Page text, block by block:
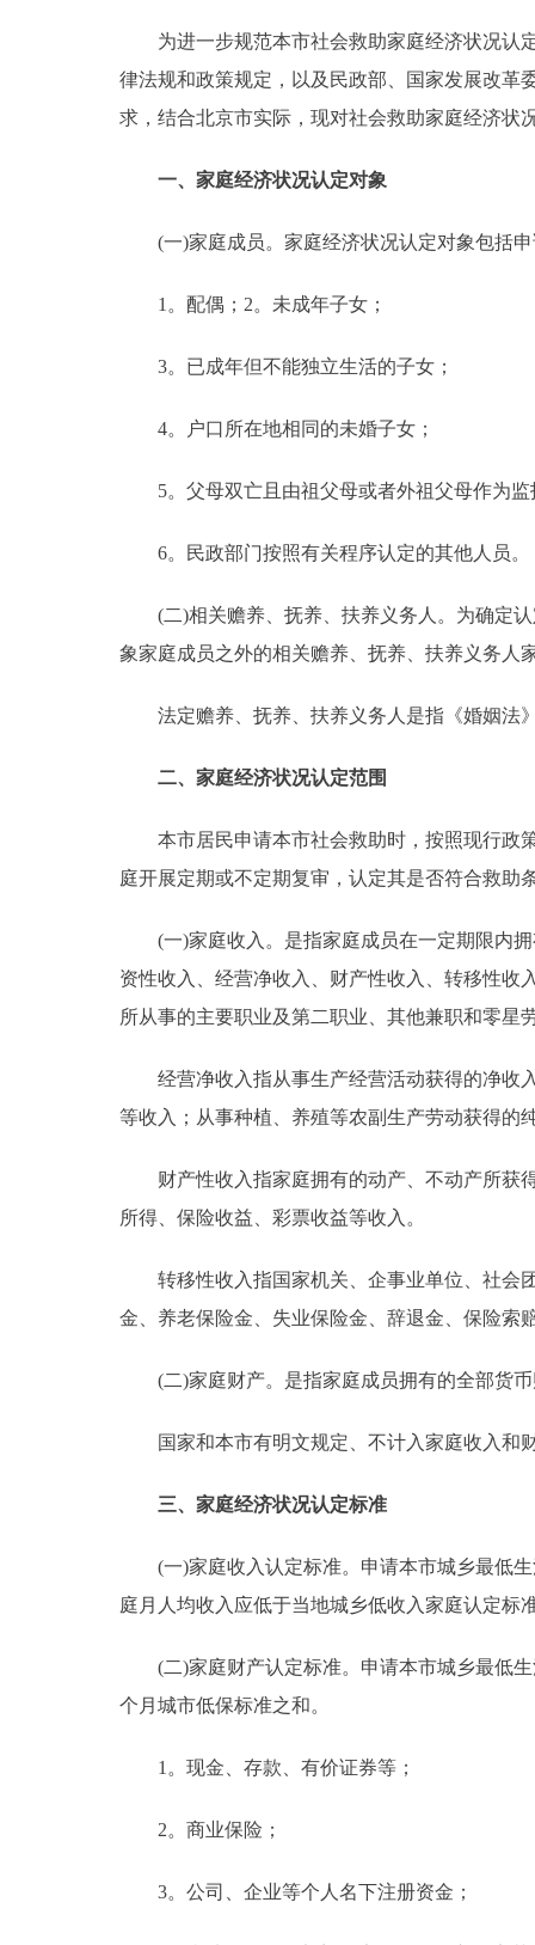
为进一步规范本市社会救助家庭经济状况认定
律法规和政策规定，以及民政部、国家发展改革
求，结合北京市实际，现对社会救助家庭经济状
一、家庭经济状况认定对象
(一)家庭成员。家庭经济状况认定对象包括申
1。配偶；2。未成年子女；
3。已成年但不能独立生活的子女；
4。户口所在地相同的未婚子女；
5。父母双亡且由祖父母或者外祖父母作为监
6。民政部门按照有关程序认定的其他人员。
(二)相关赡养、抚养、扶养义务人。为确定认
象家庭成员之外的相关赡养、抚养、扶养义务人
法定赡养、抚养、扶养义务人是指《婚姻法
二、家庭经济状况认定范围
本市居民申请本市社会救助时，按照现行政策
庭开展定期或不定期复审，认定其是否符合救助
(一)家庭收入。是指家庭成员在一定期限内拥
资性收入、经营净收入、财产性收入、转移性收
所从事的主要职业及第二职业、其他兼职和零
经营净收入指从事生产经营活动获得的净收入
等收入；从事种植、养殖等农副生产劳动获得的
财产性收入指家庭拥有的动产、不动产所获得
所得、保险收益、彩票收益等收入。
转移性收入指国家机关、企事业单位、社会团
金、养老保险金、失业保险金、辞退金、保险索
(二)家庭财产。是指家庭成员拥有的全部货币
国家和本市有明文规定、不计入家庭收入和
三、家庭经济状况认定标准
(一)家庭收入认定标准。申请本市城乡最低生
庭月人均收入应低于当地城乡低收入家庭认定标
(二)家庭财产认定标准。申请本市城乡最低生
个月城市低保标准之和。
1。现金、存款、有价证券等；
2。商业保险；
3。公司、企业等个人名下注册资金；